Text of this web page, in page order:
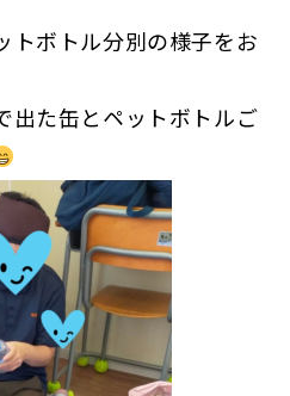
トボトル分別の様子をお
出た缶とペットボトルご